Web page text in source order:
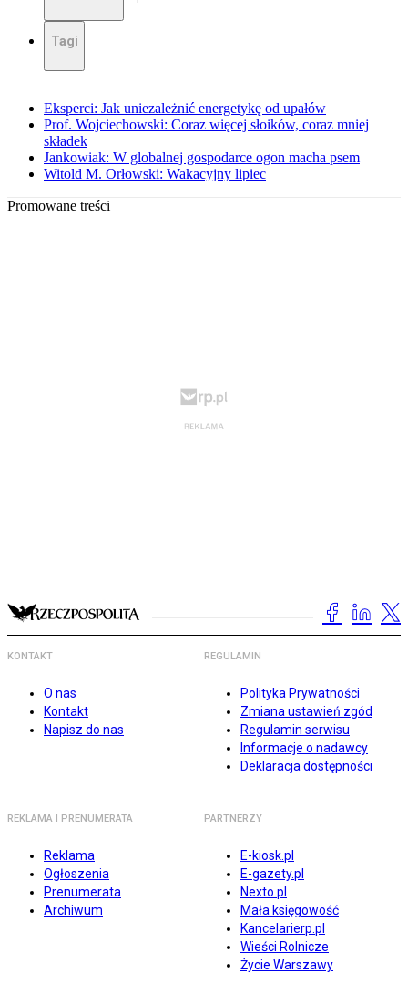
Tagi
Eksperci: Jak uniezależnić energetykę od upałów
Prof. Wojciechowski: Coraz więcej słoików, coraz mniej
składek
Jankowiak: W globalnej gospodarce ogon macha psem
Witold M. Orłowski: Wakacyjny lipiec
Promowane treści
KONTAKT
O nas
Kontakt
Napisz do nas
REGULAMIN
Polityka Prywatności
Zmiana ustawień zgód
Regulamin serwisu
Informacje o nadawcy
Deklaracja dostępności
REKLAMA I PRENUMERATA
Reklama
Ogłoszenia
Prenumerata
Archiwum
PARTNERZY
E-kiosk.pl
E-gazety.pl
Nexto.pl
Mała księgowość
Kancelarierp.pl
Wieści Rolnicze
Życie Warszawy